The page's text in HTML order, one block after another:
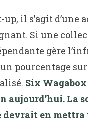
up, il s’agit d’une
Si une
gère
pourcentage
Six
aujourd’hui. La
devrait en mettra